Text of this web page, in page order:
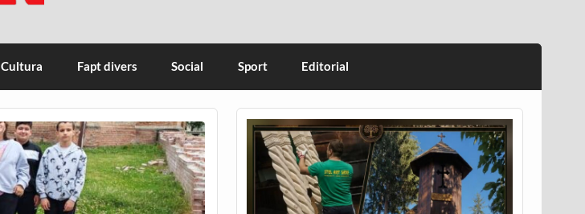
Cultura Fapt divers Social Sport Editorial